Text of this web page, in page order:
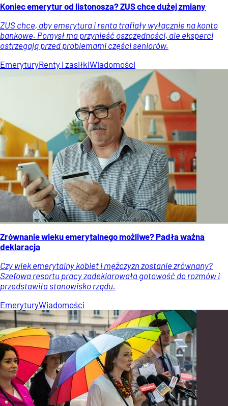
Koniec emerytur od listonosza? ZUS chce dużej zmiany
ZUS chce, aby emerytura i renta trafiały wyłącznie na konto
bankowe. Pomysł ma przynieść oszczędności, ale eksperci
ostrzegają przed problemami części seniorów.
EmeryturyRenty i zasiłkiWiadomości
Zrównanie wieku emerytalnego możliwe? Padła ważna
deklaracja
Czy wiek emerytalny kobiet i mężczyzn zostanie zrównany?
Szefowa resortu pracy zadeklarowała gotowość do rozmów i
przedstawiła stanowisko rządu.
EmeryturyWiadomości